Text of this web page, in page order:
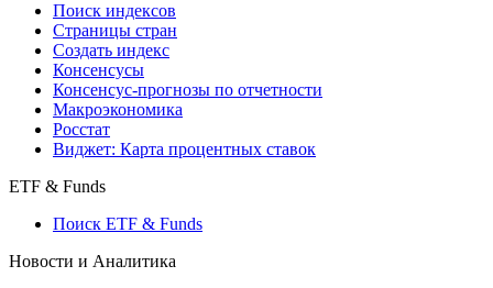
Поиск индексов
Страницы стран
Создать индекс
Консенсусы
Консенсус-прогнозы по отчетности
Макроэкономика
Росстат
Виджет: Карта процентных ставок
ETF & Funds
Поиск ETF & Funds
Новости и Аналитика